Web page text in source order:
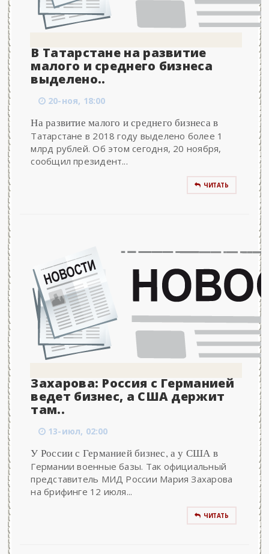
В Татарстане на развитие
малого и среднего бизнеса
выделено..
20-ноя, 18:00
На развитие малого и среднего бизнеса в
Татарстане в 2018 году выделено более 1
млрд рублей. Об этом сегодня, 20 ноября,
сообщил президент...
ЧИТАТЬ
Захарова: Россия с Германией
ведет бизнес, а США держит
там..
13-июл, 02:00
У России с Германией бизнес, а у США в
Германии военные базы. Так официальный
представитель МИД России Мария Захарова
на брифинге 12 июля...
ЧИТАТЬ